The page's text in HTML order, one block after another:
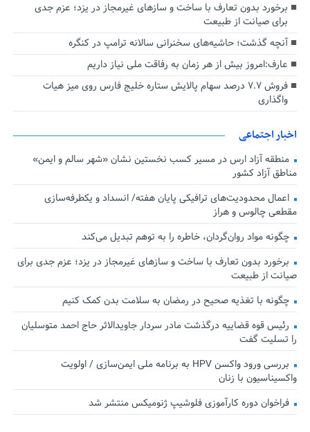
برخورد بدون تعارف با ساخت‌ و سازهای غیرمجاز در یزد؛ عزم جدی
برای صیانت از طبیعت
آنچه گذشت؛ حاشیه‌های سخنرانی سالانه ترامپ در کنگره
عارف:امروز بیش از هر زمان به رفاقت ملی نیاز داریم
فروش ۷.۷ درصد سهام پالایش ستاره خلیج فارس روی میز هیات
واگذاری
اخبار اجتماعی
منطقه آزاد ارس در مسیر کسب نخستین نشان «شهر سالم و ایمن»
مناطق آزاد کشور
اعمال محدودیت‌های ترافیکی پایان هفته/ انسداد و یکطرفه‌سازی
مقطعی چالوس و هراز
چگونه مواد روان‌گردان، خاطره را به توهم تبدیل می‌کند
برخورد بدون تعارف با ساخت‌ و سازهای غیرمجاز در یزد؛ عزم جدی برای
صیانت از طبیعت
چگونه با تغذیه صحیح در رمضان به سلامت بدن کمک کنیم
رئیس قوه قضاییه درگذشت مادر سردار جاویدالاثر حاج احمد متوسلیان
را تسلیت گفت
بررسی ورود واکسن HPV به برنامه ملی ایمن‌سازی / اولویت
واکسیناسیون با زنان
فراخوان دوره کارآموزی فلوشیپ ژنومیکس منتشر شد